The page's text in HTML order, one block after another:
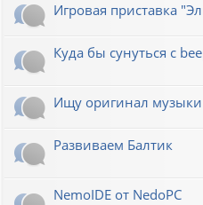
Игровая приставка
Куда бы сунуться с
Ищу оригинал
Развиваем Балтик
NemoIDE от NedoPC